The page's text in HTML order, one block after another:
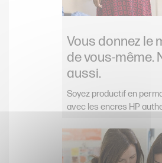
Vous donnez le
de vous-même.
aussi.
Soyez productif en
avec les encres HP